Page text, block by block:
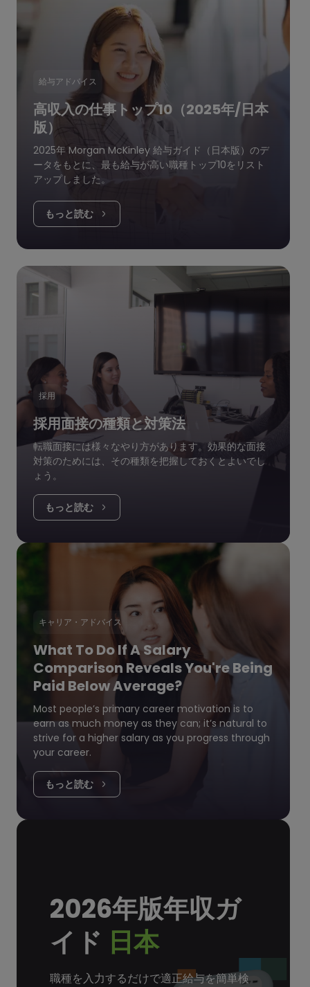
給与アドバイス
高収入の仕事トップ10（2025年/日本
版）
2025年 Morgan McKinley 給与ガイド（日本版）のデ
ータをもとに、最も給与が高い職種トップ10をリスト
アップしました。
もっと読む
採用
採用面接の種類と対策法
転職面接には様々なやり方があります。効果的な面接
対策のためには、その種類を把握しておくとよいでし
ょう。
もっと読む
キャリア・アドバイス
What To Do If A Salary
Comparison Reveals You're Being
Paid Below Average?
Most people’s primary career motivation is to
earn as much money as they can; it’s natural to
strive for a higher salary as you progress through
your career.
もっと読む
2026年版年収ガ
イド 日本
職種を入力するだけで適正給与を簡単検